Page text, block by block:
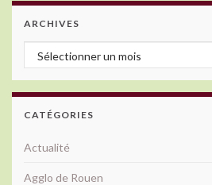
ARCHIVES
Archives
CATÉGORIES
Actualité
Agglo de Rouen